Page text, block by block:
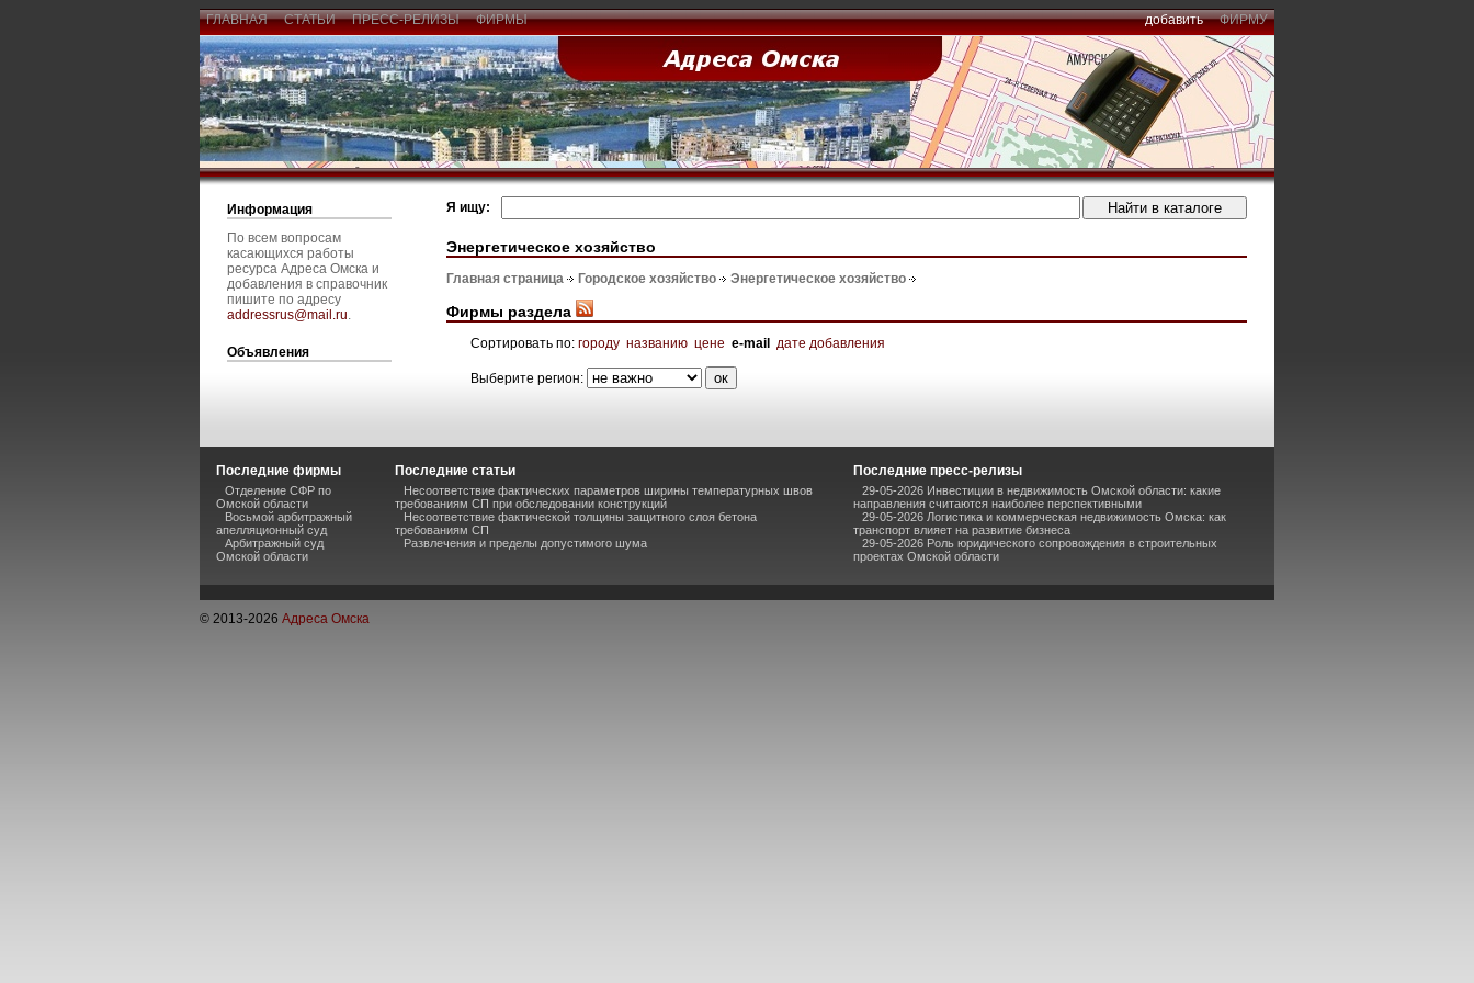
ГЛАВНАЯ СТАТЬИ ПРЕСС-РЕЛИЗЫ ФИРМЫ добавить ФИРМУ
Информация
По всем вопросам
касающихся работы
ресурса Адреса Омска и
добавления в справочник
пишите по адресу
addressrus@mail.ru.
Объявления
Я ищу:
Энергетическое хозяйство
Главная страница Городское хозяйство Энергетическое хозяйство
Фирмы раздела
Сортировать по: городу названию цене e-mail дате добавления
Выберите регион:
Последние фирмы
Отделение СФР по
Омской области
Восьмой арбитражный
апелляционный суд
Арбитражный суд
Омской области
Последние статьи
Несоответствие фактических параметров ширины температурных швов
требованиям СП при обследовании конструкций
Несоответствие фактической толщины защитного слоя бетона
требованиям СП
Развлечения и пределы допустимого шума
Последние пресс-релизы
29-05-2026 Инвестиции в недвижимость Омской области: какие
направления считаются наиболее перспективными
29-05-2026 Логистика и коммерческая недвижимость Омска: как
транспорт влияет на развитие бизнеса
29-05-2026 Роль юридического сопровождения в строительных
проектах Омской области
© 2013-2026 Адреса Омска